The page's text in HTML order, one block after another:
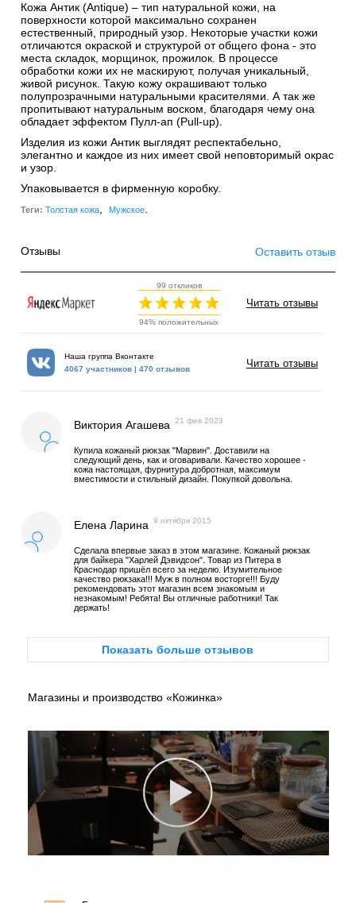
Кожа Антик (Antique) – тип натуральной кожи, на
поверхности которой максимально сохранен
естественный, природный узор. Некоторые участки кожи
отличаются окраской и структурой от общего фона - это
места складок, морщинок, прожилок. В процессе
обработки кожи их не маскируют, получая уникальный,
живой рисунок. Такую кожу окрашивают только
полупрозрачными натуральными красителями. А так же
пропитывают натуральным воском, благодаря чему она
обладает эффектом Пулл-ап (Pull-up).
Изделия из кожи Антик выглядят респектабельно,
элегантно и каждое из них имеет свой неповторимый окрас
и узор.
Упаковывается в фирменную коробку.
Теги: Толстая кожа Мужское.
Отзывы Оставить отзыв
99 откликов
94% положительных
Читать отзывы
Наша группа Вконтакте
4067 участников | 470 отзывов
Читать отзывы
Виктория Агашева 21 фев 2023
Купила кожаный рюкзак "Марвин". Доставили на
следующий день, как и оговаривали. Качество хорошее -
кожа настоящая, фурнитура добротная, максимум
вместимости и стильный дизайн. Покупкой довольна.
Елена Ларина 9 октября 2015
Сделала впервые заказ в этом магазине. Кожаный рюкзак
для байкера "Харлей Дэвидсон". Товар из Питера в
Краснодар пришёл всего за неделю. Изумительное
качество рюкзака!!! Муж в полном восторге!!! Буду
рекомендовать этот магазин всем знакомым и
незнакомым! Ребята! Вы отличные работники! Так
держать!
Показать больше отзывов
Магазины и производство «Кожинка»